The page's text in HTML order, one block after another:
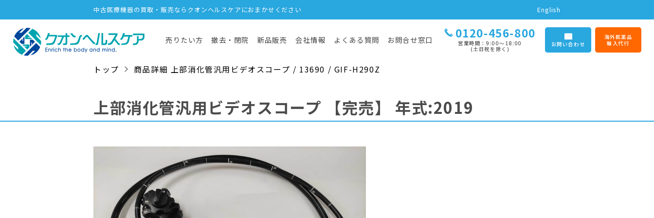
中古医療機器の買取・販売ならクオンヘルスケアにおまかせください English
売りたい方 撤去・閉院 新品販売 会社情報 よくある質問 お問合せ窓口 0120-456-800
営業時間：9:00〜18:00
(土日祝を除く)
お問い合わせ
海外医薬品
輸入代行
トップ 商品詳細 上部消化管汎用ビデオスコープ / 13690 / GIF-H290Z
上部消化管汎用ビデオスコープ 【完売】 年式:2019